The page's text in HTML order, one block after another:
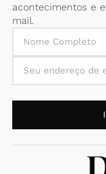
acontecimentos e
mail.